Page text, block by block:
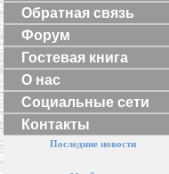
Обратная связь
Форум
Гостевая книга
О нас
Социальные сети
Контакты
Последние новости